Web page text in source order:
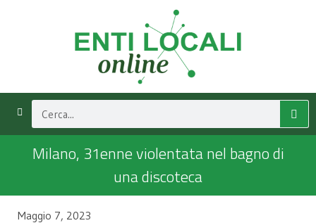
Milano, 31enne violentata nel bagno di
una discoteca
Maggio 7, 2023